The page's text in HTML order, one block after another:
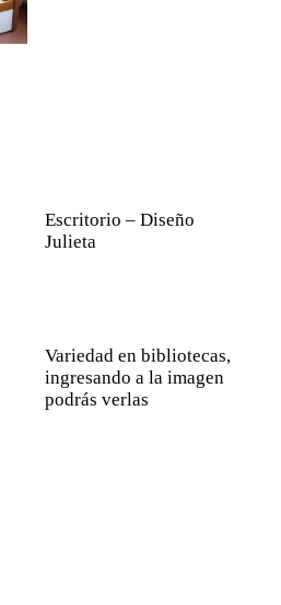
Escritorio – Diseño
Julieta
Variedad en bibliotecas,
ingresando a la imagen
podrás verlas